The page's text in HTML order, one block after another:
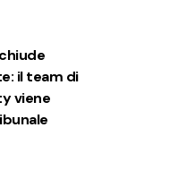
il team di
viene